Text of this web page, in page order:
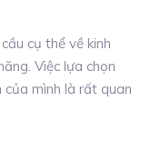
cụ thể về kinh
Việc lựa chọn
của mình là rất quan